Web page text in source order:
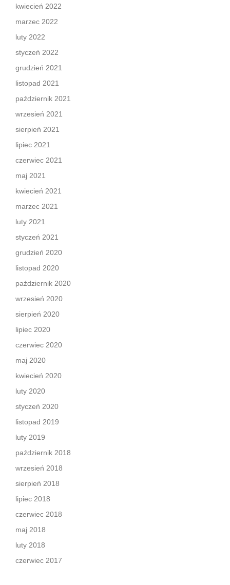
kwiecień 2022
marzec 2022
luty 2022
styczeń 2022
grudzień 2021
listopad 2021
październik 2021
wrzesień 2021
sierpień 2021
lipiec 2021
czerwiec 2021
maj 2021
kwiecień 2021
marzec 2021
luty 2021
styczeń 2021
grudzień 2020
listopad 2020
październik 2020
wrzesień 2020
sierpień 2020
lipiec 2020
czerwiec 2020
maj 2020
kwiecień 2020
luty 2020
styczeń 2020
listopad 2019
luty 2019
październik 2018
wrzesień 2018
sierpień 2018
lipiec 2018
czerwiec 2018
maj 2018
luty 2018
czerwiec 2017